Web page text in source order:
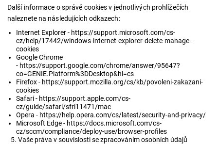
Další informace o správě cookies v jednotlivých prohlížečích
naleznete na následujících odkazech:
Internet Explorer - https://support.microsoft.com/cs-
cz/help/17442/windows-internet-explorer-delete-manage-
cookies
Google Chrome
- https://support.google.com/chrome/answer/95647?
co=GENIE.Platform%3DDesktop&hl=cs
Firefox - https://support.mozilla.org/cs/kb/povoleni-zakazani-
cookies
Safari - https://support.apple.com/cs-
cz/guide/safari/sfri11471/mac
Opera - https://help.opera.com/cs/latest/security-and-privacy/
Microsoft Edge - https://docs.microsoft.com/cs-
cz/sccm/compliance/deploy-use/browser-profiles
Vaše práva v souvislosti se zpracováním osobních údajů